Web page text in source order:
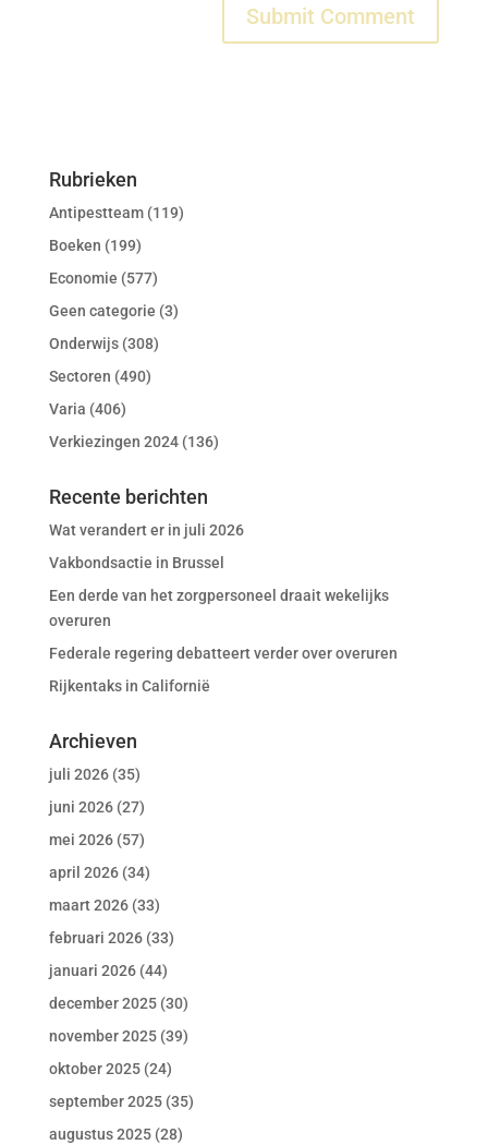
Rubrieken
Antipestteam(119)
Boeken (199)
Economie (577)
Geen categorie (3)
Onderwijs(308)
Sectoren (490)
Varia (406)
Verkiezingen 2024(136)
Recente berichten
Wat verandert er in juli 2026
Vakbondsactie in Brussel
Een derde van het zorgpersoneel draait wekelijks
overuren
Federale regering debatteert verder over overuren
Rijkentaks in Californië
Archieven
juli 2026(35)
juni 2026(27)
mei 2026(57)
april 2026(34)
maart 2026(33)
februari 2026(33)
januari 2026(44)
december 2025(30)
november 2025(39)
oktober 2025(24)
september 2025(35)
augustus 2025(28)